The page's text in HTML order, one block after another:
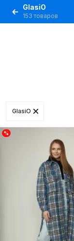
GlasiO
153 товаров
GlasiO
%